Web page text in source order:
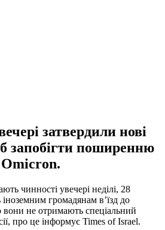
затвердили нові
запобігти поширенню
Omicron.
чинності увечері неділі, 28
громадянам в’їзд до
вони не отримають спеціальний
про це інформує Times of Israel.